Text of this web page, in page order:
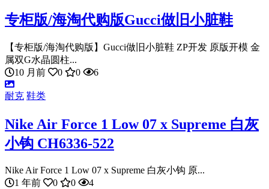
专柜版/海淘代购版Gucci做旧小脏鞋
【专柜版/海淘代购版】Gucci做旧小脏鞋 ZP开发 原版开模 金
属双G水晶圆柱...
10 月前
0 0 6
耐克 鞋类
Nike Air Force 1 Low 07 x Supreme 白灰
小钩 CH6336-522
Nike Air Force 1 Low 07 x Supreme 白灰小钩 原...
1 年前
0 0 4